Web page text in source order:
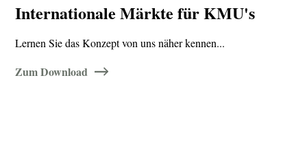
Internationale Märkte für KMU's
Lernen Sie das Konzept von uns näher kennen...
Zum Download